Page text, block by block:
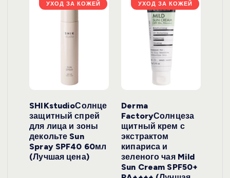
УХОД ЗА КОЖЕЙ
SHIKstudioСолнце
защитный спрей
для лица и зоны
декольте Sun
Spray SPF40 60мл
(Лучшая цена)
УХОД ЗА КОЖЕЙ
Derma
FactoryСолнцеза
щитный крем с
экстрактом
кипариса и
зеленого чая Mild
Sun Cream SPF50+